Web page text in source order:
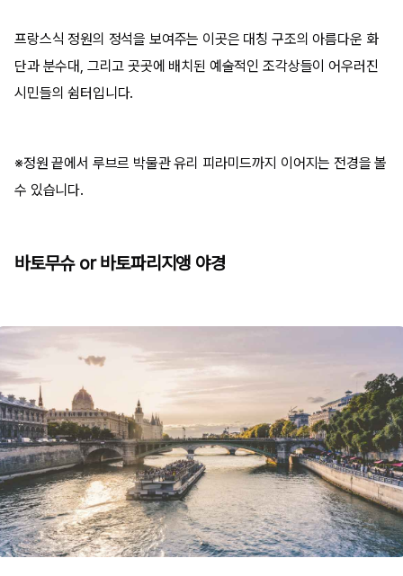
프랑스식 정원의 정석을 보여주는 이곳은 대칭 구조의 아름다운 화
단과 분수대, 그리고 곳곳에 배치된 예술적인 조각상들이 어우러진
시민들의 쉼터입니다.
※정원 끝에서 루브르 박물관 유리 피라미드까지 이어지는 전경을 볼
수 있습니다.
바토무슈 or 바토파리지앵 야경